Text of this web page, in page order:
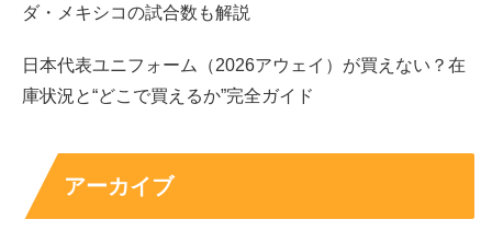
出典元：https://twitter.com/a_ponnnnn/status/1570020734453575686
ダ・メキシコの試合数も解説
日本代表ユニフォーム（2026アウェイ）が買えない？在
庫状況と“どこで買えるか”完全ガイド
アーカイブ